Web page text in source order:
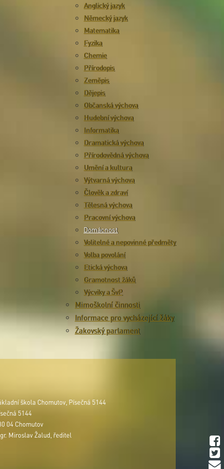
Anglický jazyk
Německý jazyk
Matematika
Fyzika
Chemie
Přírodopis
Zeměpis
Dějepis
Občanská výchova
Hudební výchova
Informatika
Dramatická výchova
Přírodovědná výchova
Umění a kultura
Výtvarná výchova
Člověk a zdraví
Tělesná výchova
Pracovní výchova
Domácnost
Volitelné a nepovinné předměty
Volba povolání
Etická výchova
Gramotnost žáků
Výcviky a ŠvP
Mimoškolní činnosti
Informace pro vycházející žáky
Žakovský parlament
škola Chomutov, Písečná 5144
5144
04 Chomutov
Miroslav Žalud, ředitel